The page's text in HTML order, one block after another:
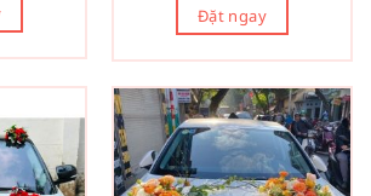
Đặt ngay